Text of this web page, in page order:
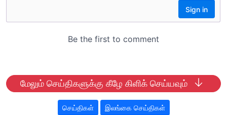
மேலும் செய்திகளுக்கு கீழே கிளிக் செய்யவும்
செய்திகள் இலங்கை செய்திகள்